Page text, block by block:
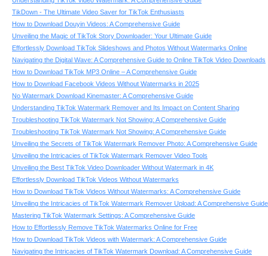
TikDown - The Ultimate Video Saver for TikTok Enthusiasts
How to Download Douyin Videos: A Comprehensive Guide
Unveiling the Magic of TikTok Story Downloader: Your Ultimate Guide
Effortlessly Download TikTok Slideshows and Photos Without Watermarks Online
Navigating the Digital Wave: A Comprehensive Guide to Online TikTok Video Downloads
How to Download TikTok MP3 Online – A Comprehensive Guide
How to Download Facebook Videos Without Watermarks in 2025
No Watermark Download Kinemaster: A Comprehensive Guide
Understanding TikTok Watermark Remover and Its Impact on Content Sharing
Troubleshooting TikTok Watermark Not Showing: A Comprehensive Guide
Troubleshooting TikTok Watermark Not Showing: A Comprehensive Guide
Unveiling the Secrets of TikTok Watermark Remover Photo: A Comprehensive Guide
Unveiling the Intricacies of TikTok Watermark Remover Video Tools
Unveiling the Best TikTok Video Downloader Without Watermark in 4K
Effortlessly Download TikTok Videos Without Watermarks
How to Download TikTok Videos Without Watermarks: A Comprehensive Guide
Unveiling the Intricacies of TikTok Watermark Remover Upload: A Comprehensive Guide
Mastering TikTok Watermark Settings: A Comprehensive Guide
How to Effortlessly Remove TikTok Watermarks Online for Free
How to Download TikTok Videos with Watermark: A Comprehensive Guide
Navigating the Intricacies of TikTok Watermark Download: A Comprehensive Guide